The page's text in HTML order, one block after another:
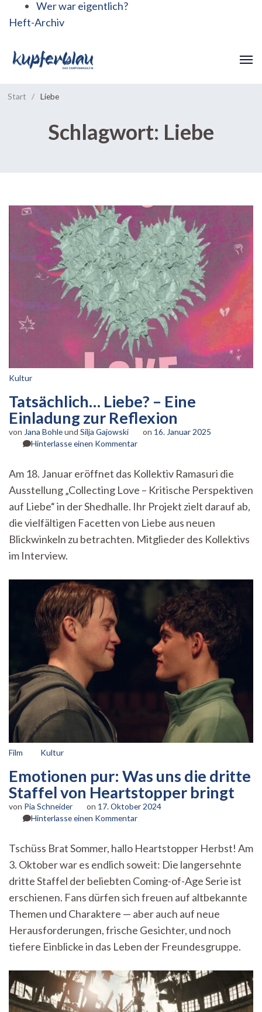
Wer war eigentlich?
Heft-Archiv
Start / Liebe
Schlagwort: Liebe
Kultur
Tatsächlich… Liebe? – Eine
Einladung zur Reflexion
von Jana Bohleund Silja Gajowski on 16. Januar 2025
Hinterlasse einen Kommentarzu
–
Eine
Einladung
zur
Reflexion
Am 18. Januar eröffnet das Kollektiv Ramasuri die
Ausstellung „Collecting Love – Kritische Perspektiven
auf Liebe“ in der Shedhalle. Ihr Projekt zielt darauf ab,
die vielfältigen Facetten von Liebe aus neuen
Blickwinkeln zu betrachten. Mitglieder des Kollektivs
im Interview.
Film Kultur
Emotionen pur: Was uns die dritte
Staffel von Heartstopper bringt
von Pia Schneider on 17. Oktober 2024
Hinterlasse einen Kommentarzu
Was
uns
die
dritte
Staffel
von
bringt
Tschüss Brat Sommer, hallo Heartstopper Herbst! Am
3. Oktober war es endlich soweit: Die langersehnte
dritte Staffel der beliebten Coming-of-Age Serie ist
erschienen. Fans dürfen sich freuen auf altbekannte
Themen und Charaktere — aber auch auf neue
Herausforderungen, frische Gesichter, und noch
tiefere Einblicke in das Leben der Freundesgruppe.